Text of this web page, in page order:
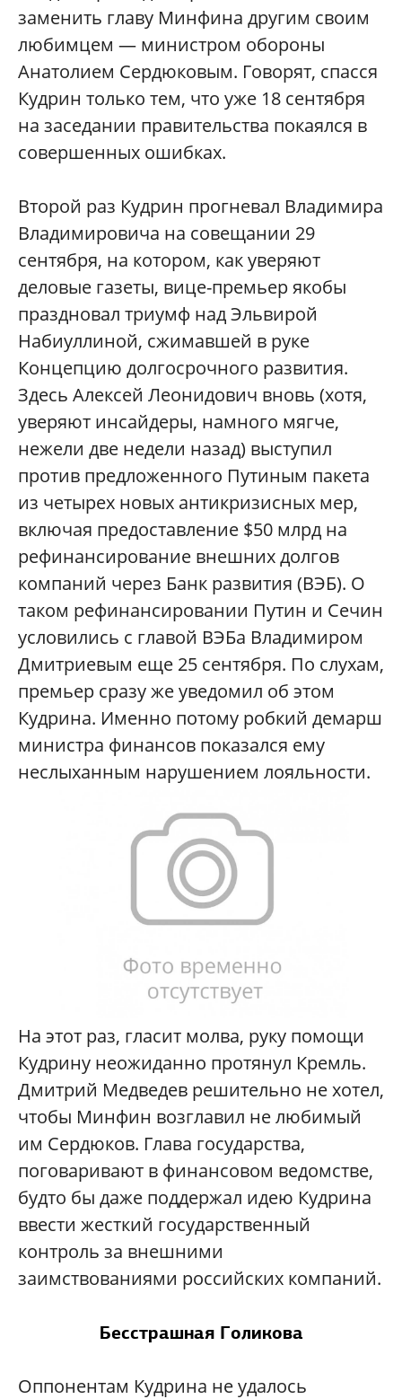
заменить главу Минфина другим своим
любимцем — министром обороны
Анатолием Сердюковым. Говорят, спасся
Кудрин только тем, что уже 18 сентября
на заседании правительства покаялся в
совершенных ошибках.
Второй раз Кудрин прогневал Владимира
Владимировича на совещании 29
сентября, на котором, как уверяют
деловые газеты, вице-премьер якобы
праздновал триумф над Эльвирой
Набиуллиной, сжимавшей в руке
Концепцию долгосрочного развития.
Здесь Алексей Леонидович вновь (хотя,
уверяют инсайдеры, намного мягче,
нежели две недели назад) выступил
против предложенного Путиным пакета
из четырех новых антикризисных мер,
включая предоставление $50 млрд на
рефинансирование внешних долгов
компаний через Банк развития (ВЭБ). О
таком рефинансировании Путин и Сечин
условились с главой ВЭБа Владимиром
Дмитриевым еще 25 сентября. По слухам,
премьер сразу же уведомил об этом
Кудрина. Именно потому робкий демарш
министра финансов показался ему
неслыханным нарушением лояльности.
На этот раз, гласит молва, руку помощи
Кудрину неожиданно протянул Кремль.
Дмитрий Медведев решительно не хотел,
чтобы Минфин возглавил не любимый
им Сердюков. Глава государства,
поговаривают в финансовом ведомстве,
будто бы даже поддержал идею Кудрина
ввести жесткий государственный
контроль за внешними
заимствованиями российских компаний.
Бесстрашная Голикова
Оппонентам Кудрина не удалось